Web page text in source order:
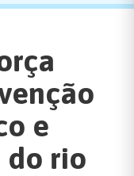
e
rio